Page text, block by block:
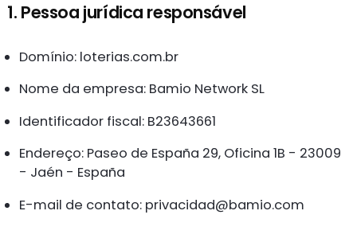
1. Pessoa jurídica responsável
Domínio: loterias.com.br
Nome da empresa: Bamio Network SL
Identificador fiscal: B23643661
Endereço: Paseo de España 29, Oficina 1B - 23009
- Jaén - España
E-mail de contato: privacidad@bamio.com